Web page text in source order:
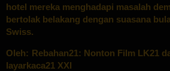
hotel mereka menghadapi masalah
bertolak belakang dengan suasana
Swiss.
Oleh: Rebahan21: Nonton Film LK21
layarkaca21 XXI